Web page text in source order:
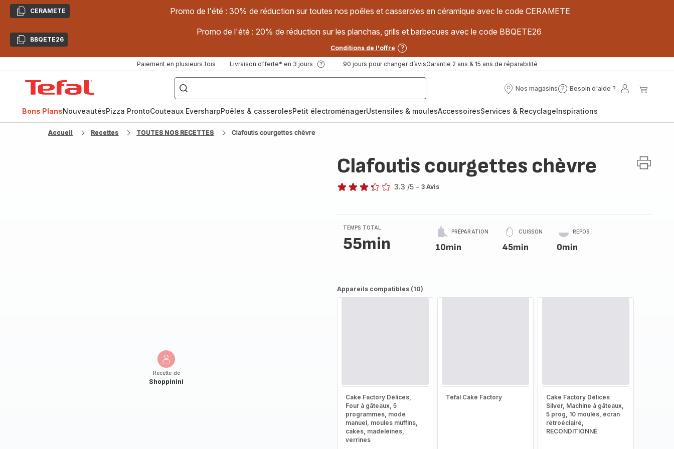
CopierCERAMETE Promo de l'été : 30% de réduction sur toutes nos poêles et casseroles en céramique avec le code CERAMETE
CopierBBQETE26
Promo de l'été : 20% de réduction sur les planchas, grills et barbecues avec le code BBQETE26
Conditions de l'offre
Paiement en plusieurs fois Livraison offerte* en 3 jours 90 jours pour changer d’avisGarantie 2 ans & 15 ans de réparabilité
["Poêles
inox,
Cake
Factory,
Nos magasins
Nos
Besoin d'aide ?
Besoin
?
Mon
Bons PlansNouveautésPizza ProntoCouteaux EversharpPoêles & casserolesPetit électroménagerUstensiles & moulesAccessoiresServices & RecyclageInspirations
Accueil Recettes TOUTES NOS RECETTES Clafoutis courgettes chèvre
Recette de
Shoppinini
Clafoutis courgettes chèvre
3.3 /5 - 3 Avis
TEMPS TOTAL
55min
PRÉPARATION
10min
CUISSON
45min
REPOS
0min
Appareils compatibles (10)
Cake Factory Délices,
Four à gâteaux, 5
programmes, mode
manuel, moules muffins,
cakes, madeleines,
verrines
Tefal Cake Factory
Cake Factory Délices
Silver, Machine à gâteaux,
5 prog, 10 moules, écran
rétroéclairé,
RECONDITIONNÉ